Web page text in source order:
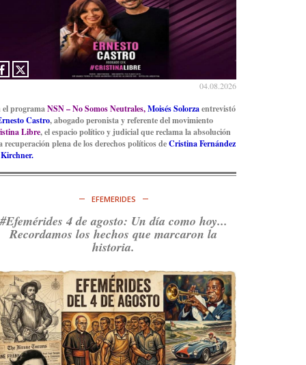
04.08.2026
el programaNSN – No Somos Neutrales,Moisés Solorzaentrevistó
Castro, abogado peronista y referente del movimiento
Libre, el espacio político y judicial que reclama la absolución
recuperación plena de los derechos políticos deCristina Fernández
EFEMERIDES
#Efemérides 4 de agosto: Un día como hoy...
Recordamos los hechos que marcaron la
historia.